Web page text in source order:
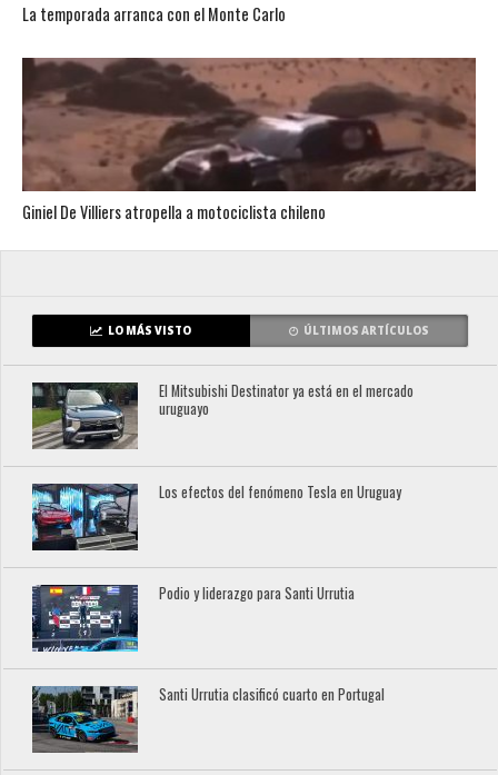
La temporada arranca con el Monte Carlo
Giniel De Villiers atropella a motociclista chileno
LO MÁS VISTO ÚLTIMOS ARTÍCULOS
El Mitsubishi Destinator ya está en el mercado
uruguayo
Los efectos del fenómeno Tesla en Uruguay
Podio y liderazgo para Santi Urrutia
Santi Urrutia clasificó cuarto en Portugal